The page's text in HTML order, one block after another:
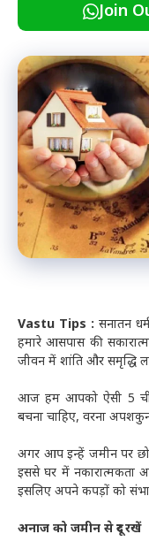
Join
Vastu Tips : सनातन
हमारे आसपास की
जीवन में शांति और समृद्धि
आज हम आपको ऐसी 5
बचना चाहिए, वरना
अगर आप इन्हें जमीन पर
इससे घर में नकारात्मकता
इसलिए अपने कपड़ों को
अनाज को जमीन से दूर रखें